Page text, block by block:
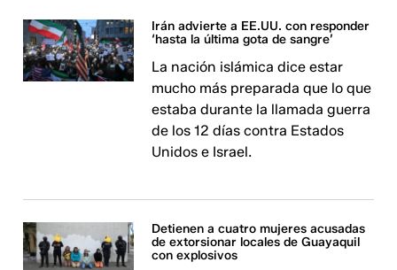
Irán advierte a EE.UU. con responder
‘hasta la última gota de sangre’
La nación islámica dice estar
mucho más preparada que lo que
estaba durante la llamada guerra
de los 12 días contra Estados
Unidos e Israel.
Detienen a cuatro mujeres acusadas
de extorsionar locales de Guayaquil
con explosivos